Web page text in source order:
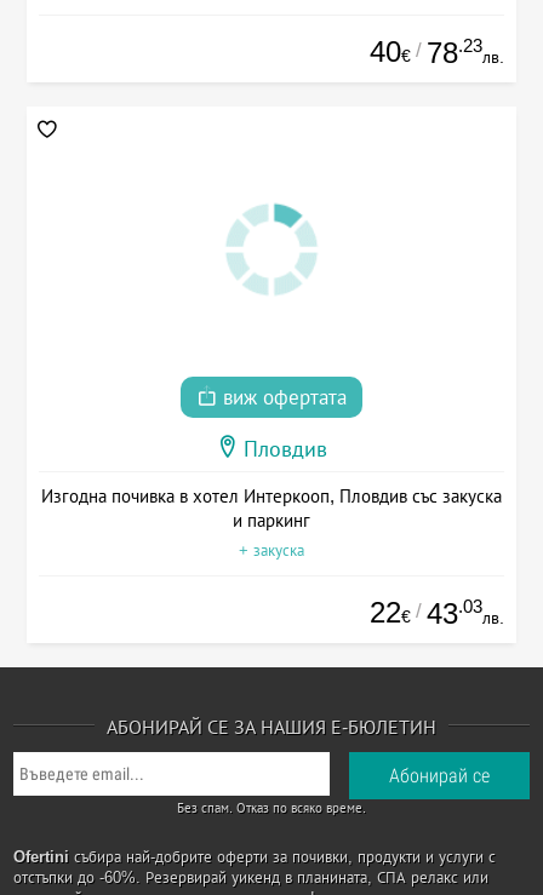
40€ / 78.23
лв.
виж офертата
Пловдив
Изгодна почивка в хотел Интеркооп, Пловдив със закуска
и паркинг
+ закуска
22€ / 43.03
лв.
АБОНИРАЙ СЕ ЗА НАШИЯ Е-БЮЛЕТИН
Без спам. Отказ по всяко време.
Ofertini събира най-добрите оферти за почивки, продукти и услуги с
отстъпки до -60%. Резервирай уикенд в планината, СПА релакс или